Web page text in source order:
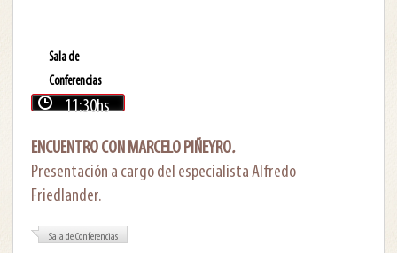
Sala de
Conferencias
11:30hs
ENCUENTRO CON MARCELO PIÑEYRO.
Presentación a cargo del especialista Alfredo
Friedlander.
Sala de Conferencias